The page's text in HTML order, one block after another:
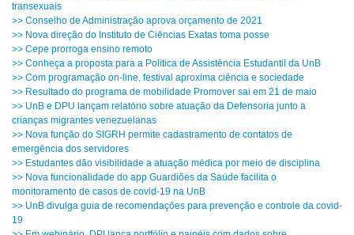
transexuais
>> Conselho de Administração aprova orçamento de 2021
>> Nova direção do Instituto de Ciências Exatas toma posse
>> Cepe prorroga ensino remoto
>> Conheça a proposta para a Política de Assistência Estudantil da UnB
>> Com programação on-line, festival aproxima ciência e sociedade
>> Resultado do programa de mobilidade Promover sai em 21 de maio
>> UnB e DPU lançam relatório sobre atuação da Defensoria junto a
crianças migrantes venezuelanas
>> Nova função do SIGRH permite cadastramento de contatos de
emergência dos servidores
>> Estudantes dão visibilidade a atuação médica por meio de disciplina
>> Nova funcionalidade do app Guardiões da Saúde facilita o
monitoramento de casos de covid-19 na UnB
>> UnB divulga guia de recomendações para prevenção e controle da covid-
19